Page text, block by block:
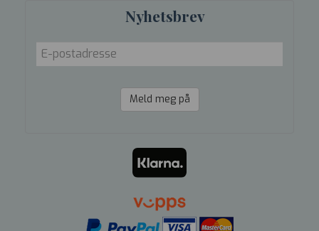
Nyhetsbrev
Meld meg på